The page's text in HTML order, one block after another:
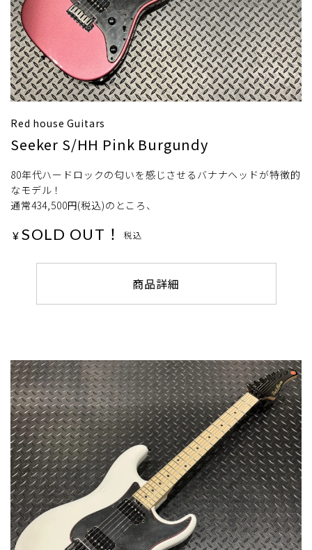
Red house Guitars
Seeker S/HH Pink Burgundy
80年代ハードロックの匂いを感じさせるバナナヘッドが特徴的
なモデル！
通常434,500円(税込)のところ、
¥ SOLD OUT！ 税込
商品詳細